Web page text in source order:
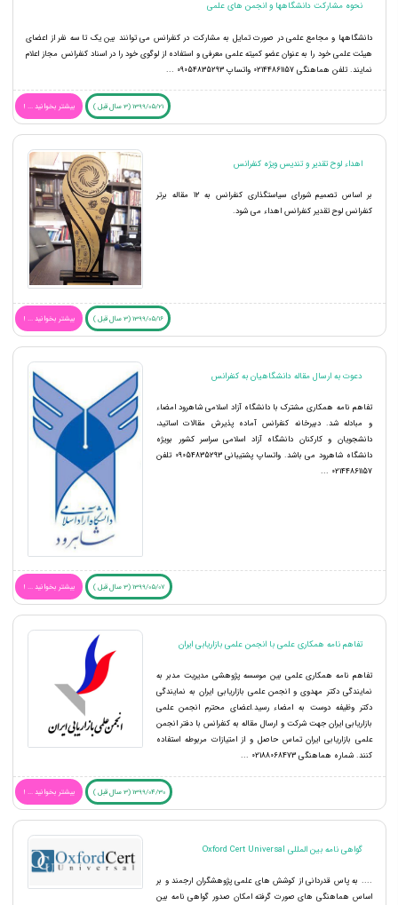
نحوه مشارکت دانشگاهها و انجمن های علمی
دانشگاهها و مجامع علمی در صورت تمایل به مشارکت در کنفرانس می توانند بین یک تا سه نفر از اعضای
هیئت علمی خود را به عنوان عضو کمیته علمی معرفی و استفاده از لوگوی خود را در اسناد کنفرانس مجاز اعلام
نمایند. تلفن هماهنگی 02144861157 واتساپ 09054835293 ...
1399/05/21 (3 سال قبل ) بیشتر بخوانید ... !
اهداء لوح تقدیر و تندیس ویژه کنفرانس
بر اساس تصمیم شورای سیاستگذاری کنفرانس به 12 مقاله برتر
کنفرانس لوح تقدیر کنفرانس اهداء می شود.
1399/05/16 (3 سال قبل ) بیشتر بخوانید ... !
دعوت به ارسال مقاله دانشگاهیان به کنفرانس
تفاهم نامه همکاری مشترک با دانشگاه آزاد اسلامی شاهرود امضاء
و مبادله شد. دبیرخانه کنفرانس آماده پذیرش مقالات اساتید،
دانشجویان و کارکنان دانشگاه آزاد اسلامی سراسر کشور بویژه
دانشگاه شاهرود می باشد. واتساپ پشتیبانی 09054835293 تلفن
02144861157 ...
1399/05/07 (3 سال قبل ) بیشتر بخوانید ... !
تفاهم نامه همکاری علمی با انجمن علمی بازاریابی ایران
تفاهم نامه همکاری علمی بین موسسه پژوهشی مدیریت مدبر به
نمایندگی دکتر مهدوی و انجمن علمی بازاریابی ایران به نمایندگی
دکتر وظیفه دوست به امضاء رسید.اعضای محترم انجمن علمی
بازاریابی ایران جهت شرکت و ارسال مقاله به کنفرانس با دفتر انجمن
علمی بازاریابی ایران تماس حاصل و از امتیازات مربوطه استفاده
کنند. شماره هماهنگی 02188068473 ...
1399/04/30 (3 سال قبل ) بیشتر بخوانید ... !
گواهی نامه بین المللی Oxford Cert Universal
.... به پاس قدردانی از کوشش های علمی پژوهشگران ارجمند و بر
اساس هماهنگی های صورت گرفته امکان صدور گواهی نامه بین